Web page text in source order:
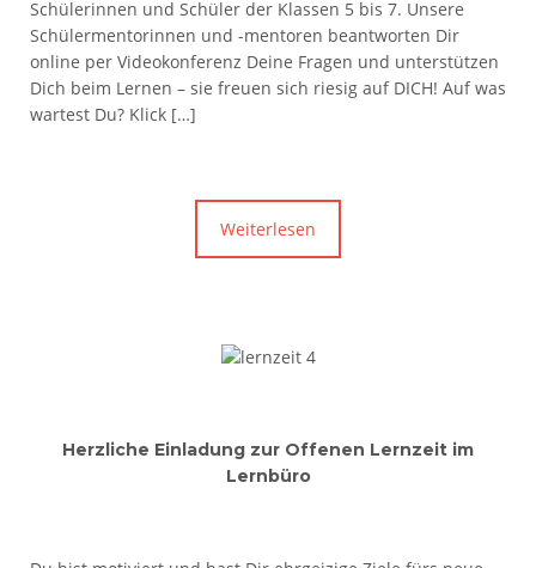
Schülerinnen und Schüler der Klassen 5 bis 7. Unsere
Schülermentorinnen und -mentoren beantworten Dir
online per Videokonferenz Deine Fragen und unterstützen
Dich beim Lernen – sie freuen sich riesig auf DICH! Auf was
wartest Du? Klick […]
Weiterlesen
Herzliche Einladung zur Offenen Lernzeit im
Lernbüro